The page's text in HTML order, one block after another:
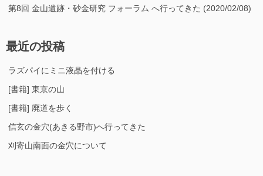
第8回 金山遺跡・砂金研究 フォーラム へ行ってきた (2020/02/08)
最近の投稿
ラズパイにミニ液晶を付ける
[書籍] 東京の山
[書籍] 廃道を歩く
信玄の金穴(あきる野市)へ行ってきた
刈寄山南面の金穴について